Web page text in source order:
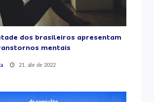
dos brasileiros apresentam
mentais
21, abr de 2022